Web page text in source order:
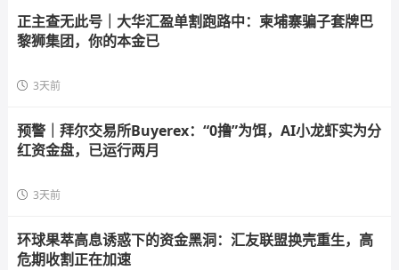
正主查无此号｜大华汇盈单割跑路中：柬埔寨骗子套牌巴
黎狮集团，你的本金已
3天前
预警｜拜尔交易所Buyerex：“0撸”为饵，AI小龙虾实为分
红资金盘，已运行两月
3天前
环球果萃高息诱惑下的资金黑洞：汇友联盟换壳重生，高
危期收割正在加速